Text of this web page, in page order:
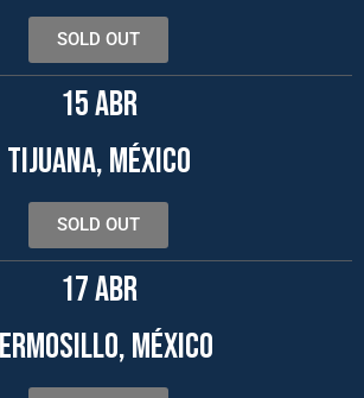
SOLD OUT
15 ABR
TIJUANA, MÉXICO
SOLD OUT
17 ABR
MÉXICO